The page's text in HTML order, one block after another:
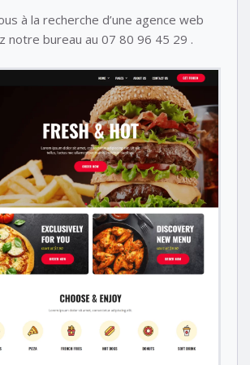
à la recherche d’une agence web
notre bureau au 07 80 96 45 29 .